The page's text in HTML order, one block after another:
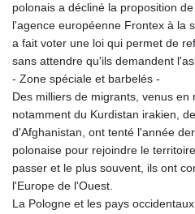
polonais a décliné la proposition
l'agence européenne Frontex à la
a fait voter une loi qui permet de
sans attendre qu'ils demandent
- Zone spéciale et barbelés -
Des milliers de migrants, venus en
notamment du Kurdistan irakien,
d'Afghanistan, ont tenté l'année
polonaise pour rejoindre le
passer et le plus souvent, ils ont
l'Europe de l'Ouest.
La Pologne et les pays